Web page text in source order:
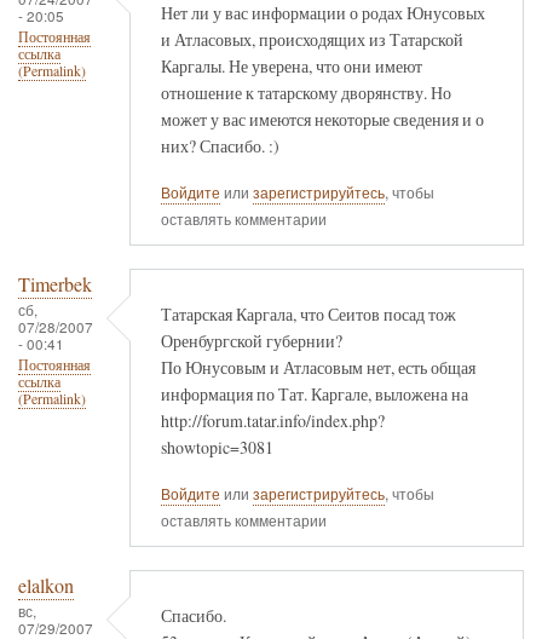
- 20:05
Постоянная
ссылка
(Permalink)
Нет ли у вас информации о родах Юнусовых
и Атласовых, происходящих из Татарской
Каргалы. Не уверена, что они имеют
отношение к татарскому дворянству. Но
может у вас имеются некоторые сведения и о
них? Спасибо. :)
Войдите или зарегистрируйтесь, чтобы
оставлять комментарии
Timerbek
сб,
07/28/2007
- 00:41
Постоянная
ссылка
(Permalink)
Татарская Каргала, что Сеитов посад тож
Оренбургской губернии?
По Юнусовым и Атласовым нет, есть общая
информация по Тат. Каргале, выложена на
http://forum.tatar.info/index.php?
showtopic=3081
Войдите или зарегистрируйтесь, чтобы
оставлять комментарии
elalkon
вс,
07/29/2007
Спасибо.